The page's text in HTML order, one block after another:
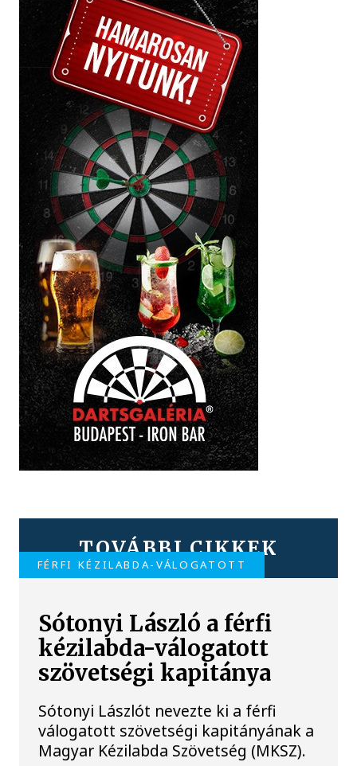
TOVÁBBI CIKKEK
FÉRFI KÉZILABDA-VÁLOGATOTT
Sótonyi László a férfi
kézilabda-válogatott
szövetségi kapitánya
Sótonyi Lászlót nevezte ki a férfi
válogatott szövetségi kapitányának a
Magyar Kézilabda Szövetség (MKSZ).